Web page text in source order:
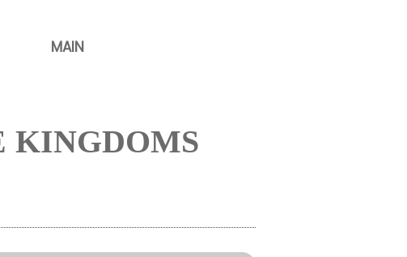
MAIN
KINGDOMS